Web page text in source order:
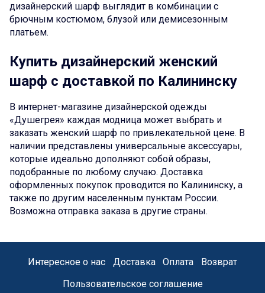
дизайнерский шарф выглядит в комбинации с
брючным костюмом, блузой или демисезонным
платьем.
Купить дизайнерский женский
шарф с доставкой по Калининску
В интернет-магазине дизайнерской одежды
«Душегрея» каждая модница может выбрать и
заказать женский шарф по привлекательной цене. В
наличии представлены универсальные аксессуары,
которые идеально дополняют собой образы,
подобранные по любому случаю. Доставка
оформленных покупок проводится по Калининску, а
также по другим населенным пунктам России.
Возможна отправка заказа в другие страны.
Интересное о нас Доставка Оплата
Возврат
Пользовательское соглашение